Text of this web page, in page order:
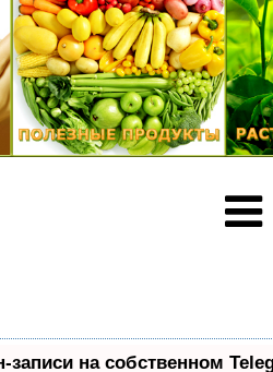
записи на собственном